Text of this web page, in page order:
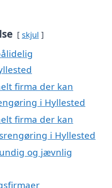
skjul
firma der kan
i Hyllested
firma der kan
i Hyllested
og jævnlig